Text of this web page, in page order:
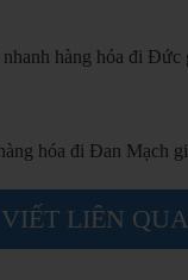
nhanh hàng hóa đi
hóa đi Đan Mạch
LIÊN